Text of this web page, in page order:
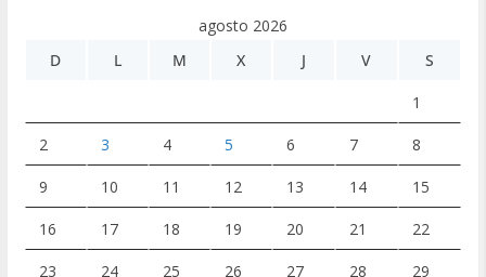
agosto 2026
D
L M X J V S
1
2 3 4 5 6 7 8
9 10 11 12 13 14 15
16 17 18 19 20 21 22
23 24 25 26 27 28 29